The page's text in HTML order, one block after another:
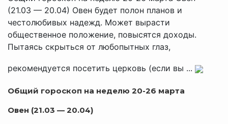
(21.03 — 20.04) Овен будет полон планов и
честолюбивых надежд. Может вырасти
общественное положение, повысятся доходы.
Пытаясь скрыться от любопытных глаз,
рекомендуется посетить церковь (если вы ...
Общий гороскоп на неделю 20-26 марта
Овен (21.03 — 20.04)